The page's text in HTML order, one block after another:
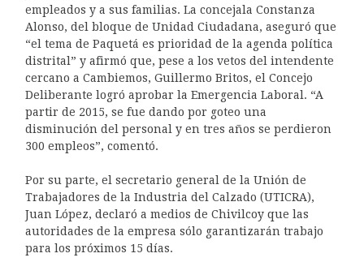
empleados y a sus familias. La concejala Constanza
Alonso, del bloque de Unidad Ciudadana, aseguró que
“el tema de Paquetá es prioridad de la agenda política
distrital” y afirmó que, pese a los vetos del intendente
cercano a Cambiemos, Guillermo Britos, el Concejo
Deliberante logró aprobar la Emergencia Laboral. “A
partir de 2015, se fue dando por goteo una
disminución del personal y en tres años se perdieron
300 empleos”, comentó.
Por su parte, el secretario general de la Unión de
Trabajadores de la Industria del Calzado (UTICRA),
Juan López, declaró a medios de Chivilcoy que las
autoridades de la empresa sólo garantizarán trabajo
para los próximos 15 días.